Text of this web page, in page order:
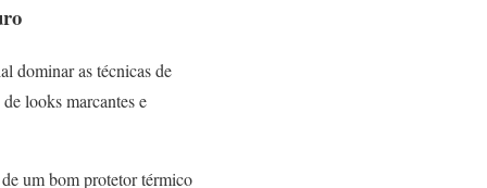
dominar as técnicas de
looks marcantes e
um bom protetor térmico